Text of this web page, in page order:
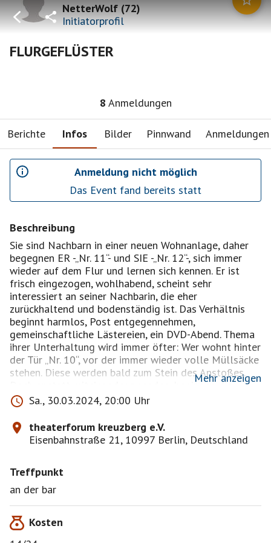
NetterWolf(72)
Initiatorprofil
FLURGEFLÜSTER
8 Anmeldungen
Berichte Infos Bilder Pinnwand Anmeldungen
Anmeldung nicht möglich
Das Event fand bereits statt
Beschreibung
Sie sind Nachbarn in einer neuen Wohnanlage, daher
begegnen ER -„Nr. 11“- und SIE -„Nr. 12“-, sich immer
wieder auf dem Flur und lernen sich kennen. Er ist
frisch eingezogen, wohlhabend, scheint sehr
interessiert an seiner Nachbarin, die eher
zurückhaltend und bodenständig ist. Das Verhältnis
beginnt harmlos, Post entgegennehmen,
gemeinschaftliche Lästereien, ein DVD-Abend. Thema
ihrer Unterhaltung wird immer öfter: Wer wohnt hinter
der Tür „Nr. 10“, vor der immer wieder volle Müllsäcke
stehen. Diese werden bald zum Stein des Anstoßes.
Doch anstatt miteinander zu reden, beginnen die
Nachbarn einen Psychokrieg, der schließlich entgleist.
Wie gut kennen Sie ihre Nachbarn? Jung, frech,
beunruhigend - Hitchcock könnte Pate gestanden
haben!
Andeutungen nur so spielt und den Zuschauer
mitnimmt in die diffuse Erwartung eines ungeahnten
passt, dem Schauspiel im intimen Raum, das seinen
Schwerpunkt auf die Wirkung der Gespräche zwischen
den Figuren legt.
Mehr anzeigen
Sa., 30.03.2024, 20:00 Uhr
theaterforum kreuzberg e.V.
Eisenbahnstraße 21, 10997 Berlin, Deutschland
Treffpunkt
an der bar
Kosten